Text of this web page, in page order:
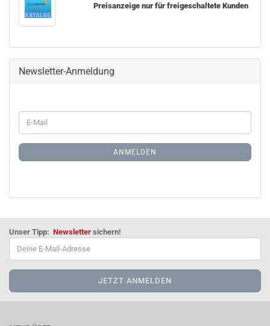
Preisanzeige nur für freigeschaltete Kunden
Newsletter-Anmeldung
WEITER
ZUR
ANMELDUNG
E-
Mail
ANMELDEN
Unser Tipp: Newsletter sichern!